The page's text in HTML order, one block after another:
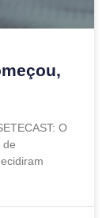
O
de